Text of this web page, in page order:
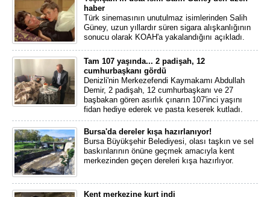
haber
Türk sinemasının unutulmaz isimlerinden Salih
Güney, uzun yıllardır süren sigara alışkanlığının
sonucu olarak KOAH'a yakalandığını açıkladı.
Tam 107 yaşında... 2 padişah, 12
cumhurbaşkanı gördü
Denizli'nin Merkezefendi Kaymakamı Abdullah
Demir, 2 padişah, 12 cumhurbaşkanı ve 27
başbakan gören asırlık çınarın 107'inci yaşını
fidan hediye ederek ve pasta keserek kutladı.
Bursa'da dereler kışa hazırlanıyor!
Bursa Büyükşehir Belediyesi, olası taşkın ve sel
baskınlarının önüne geçmek amacıyla kent
merkezinden geçen dereleri kışa hazırlıyor.
Kent merkezine kurt indi